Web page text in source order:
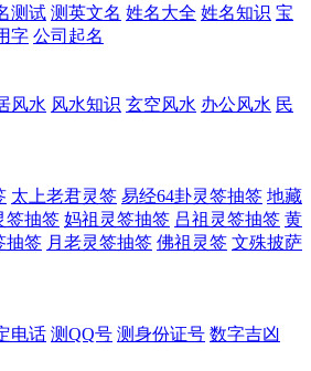
测试 测英文名 姓名大全 姓名知识 宝
字 公司起名
风水 风水知识 玄空风水 办公风水 民
太上老君灵签 易经64卦灵签抽签 地藏
签抽签 妈祖灵签抽签 吕祖灵签抽签 黄
抽签 月老灵签抽签 佛祖灵签 文殊披萨
电话 测QQ号 测身份证号 数字吉凶